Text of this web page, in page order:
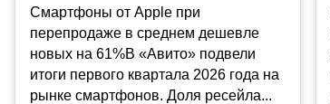
Смартфоны от Apple при
перепродаже в среднем дешевле
новых на 61%В «Авито» подвели
итоги первого квартала 2026 года на
рынке смартфонов. Доля ресейла...